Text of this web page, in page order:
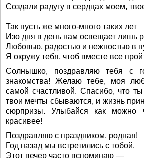
Создали радугу в сердцах моем,
Так пусть же много-много таких лет
Изо дня в день нам освещает лишь
Любовью, радостью и нежностью в
Я окружу тебя, чтоб вместе все
Солнышко, поздравляю тебя с
знакомства! Желаю тебе, моя
самой счастливой. Спасибо, что
твои мечты сбываются, и жизнь
сюрпризы. Улыбайся как
красивее!
Поздравляю с праздником, родная!
Год назад мы встретились с тобой.
Этот вечер часто вспоминаю —